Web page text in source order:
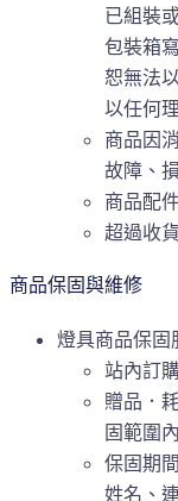
已組裝
包裝箱
恕無法
以任何
商品因
故障、
商品配
超過收
商品保固與維修
燈具商品保固
站內訂
贈品．
固範圍
保固期
姓名、